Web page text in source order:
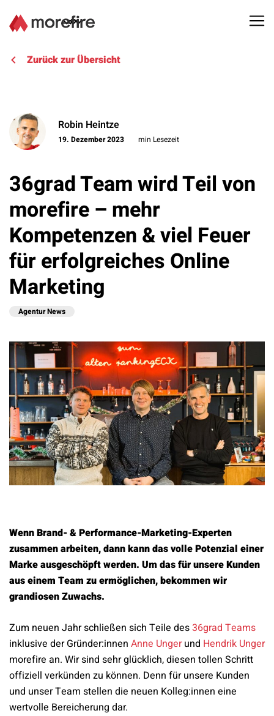
Lösungen
Über uns
Newsletter
Kontakt
Zurück zur Übersicht
Robin Heintze
19. Dezember 2023 min Lesezeit
36grad Team wird Teil von
morefire – mehr
Kompetenzen & viel Feuer
für erfolgreiches Online
Marketing
Agentur News
Wenn Brand- & Performance-Marketing-Experten
zusammen arbeiten, dann kann das volle Potenzial einer
Marke ausgeschöpft werden. Um das für unsere Kunden
aus einem Team zu ermöglichen, bekommen wir
grandiosen Zuwachs.
Zum neuen Jahr schließen sich Teile des36grad Teams
inklusive der Gründer:innen Anne Ungerund Hendrik Unger
morefire an. Wir sind sehr glücklich, diesen tollen Schritt
offiziell verkünden zu können. Denn für unsere Kunden
und unser Team stellen die neuen Kolleg:innen eine
wertvolle Bereicherung dar.